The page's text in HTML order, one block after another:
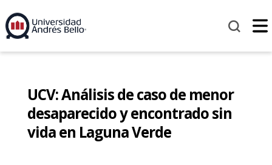
UCV: Análisis de caso de menor
desaparecido y encontrado sin
vida en Laguna Verde